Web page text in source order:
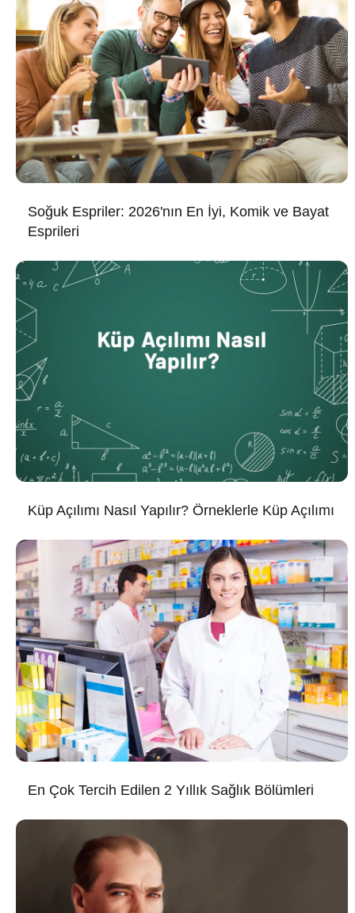
Soğuk Espriler: 2026'nın En İyi, Komik ve Bayat
Esprileri
Küp Açılımı Nasıl Yapılır? Örneklerle Küp Açılımı
En Çok Tercih Edilen 2 Yıllık Sağlık Bölümleri